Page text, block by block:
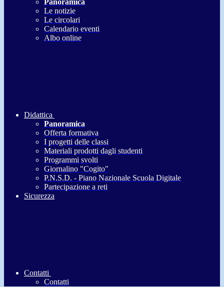
Panoramica
Le notizie
Le circolari
Calendario eventi
Albo online
Didattica
Panoramica
Offerta formativa
I progetti delle classi
Materiali prodotti dagli studenti
Programmi svolti
Giornalino "Cogito"
P.N.S.D. - Piano Nazionale Scuola Digitale
Partecipazione a reti
Sicurezza
Contatti
Contatti